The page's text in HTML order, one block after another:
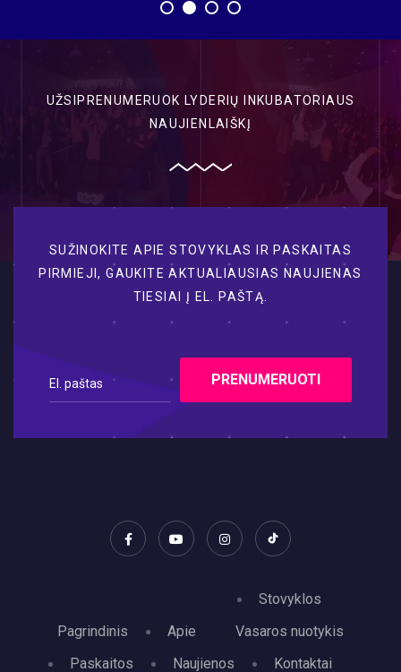
NAUJIENLAIŠKĮ
PIRMIEJI, GAUKITE AKTUALIAUSIAS NAUJIENAS
TIESIAI Į EL. PAŠTĄ.
PRENUMERUOTI
Vasaros nuotykis
Paskaitos
Naujienos Kontaktai